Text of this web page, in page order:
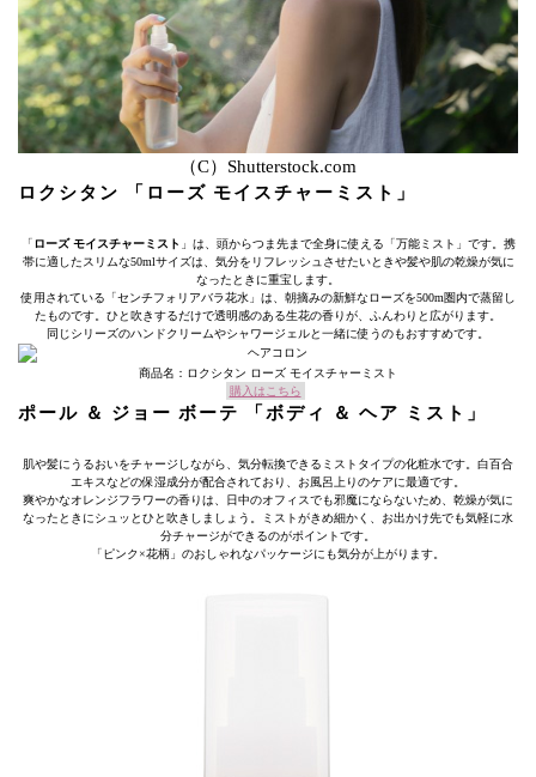
（C）Shutterstock.com
ロクシタン 「ローズ モイスチャーミスト」
「ローズ モイスチャーミスト 」は、頭からつま先まで全身に使える「万能ミスト」です。携
帯に適したスリムな50mlサイズは、気分をリフレッシュさせたいときや髪や肌の乾燥が気に
なったときに重宝します。
使用されている「センチフォリアバラ花水」は、朝摘みの新鮮なローズを500m圏内で蒸留し
たものです。ひと吹きするだけで透明感のある生花の香りが、ふんわりと広がります。
同じシリーズのハンドクリームやシャワージェルと一緒に使うのもおすすめです。
商品名：ロクシタン ローズ モイスチャーミスト
購入はこちら
ポール ＆ ジョー ボーテ 「ボディ ＆ ヘア ミスト」
肌や髪にうるおいをチャージしながら、気分転換できるミストタイプの化粧水です。白百合
エキスなどの保湿成分が配合されており、お風呂上りのケアに最適です。
爽やかなオレンジフラワーの香りは、日中のオフィスでも邪魔にならないため、乾燥が気に
なったときにシュッとひと吹きしましょう。ミストがきめ細かく、お出かけ先でも気軽に水
分チャージができるのがポイントです。
「ピンク×花柄」のおしゃれなパッケージにも気分が上がります。